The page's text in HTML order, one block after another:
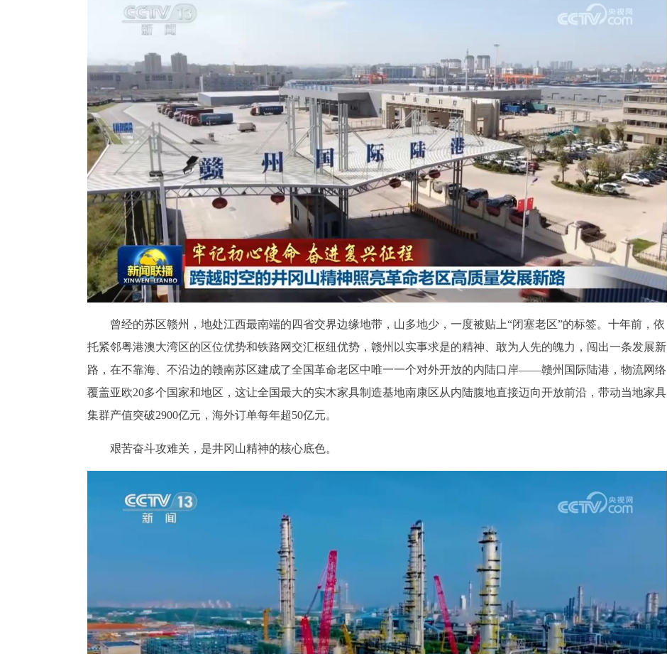
曾经的苏区赣州，地处江西最南端的四省交界边缘地带，山多地少，一度被贴上“闭塞老区”的标签。十年前，依
托紧邻粤港澳大湾区的区位优势和铁路网交汇枢纽优势，赣州以实事求是的精神、敢为人先的魄力，闯出一条发展新
路，在不靠海、不沿边的赣南苏区建成了全国革命老区中唯一一个对外开放的内陆口岸——赣州国际陆港，物流网络
覆盖亚欧20多个国家和地区，这让全国最大的实木家具制造基地南康区从内陆腹地直接迈向开放前沿，带动当地家具
集群产值突破2900亿元，海外订单每年超50亿元。
艰苦奋斗攻难关，是井冈山精神的核心底色。